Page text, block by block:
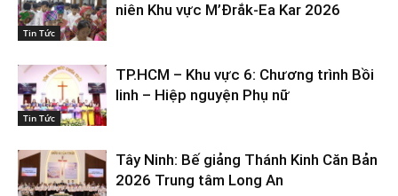
Tin Tức
niên Khu vực M’Đrắk-Ea Kar 2026
Tin Tức
TP.HCM – Khu vực 6: Chương trình Bồi
linh – Hiệp nguyện Phụ nữ
Tây Ninh: Bế giảng Thánh Kinh Căn Bản
2026 Trung tâm Long An